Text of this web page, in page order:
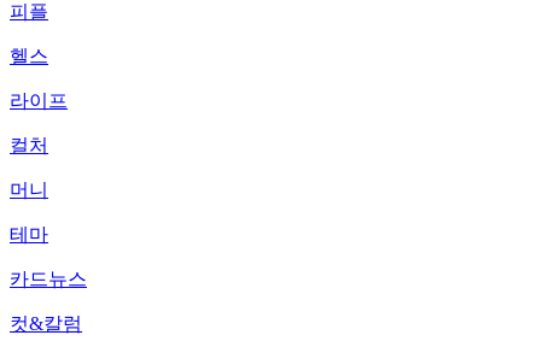
피플
헬스
라이프
컬처
머니
테마
카드뉴스
컷&칼럼